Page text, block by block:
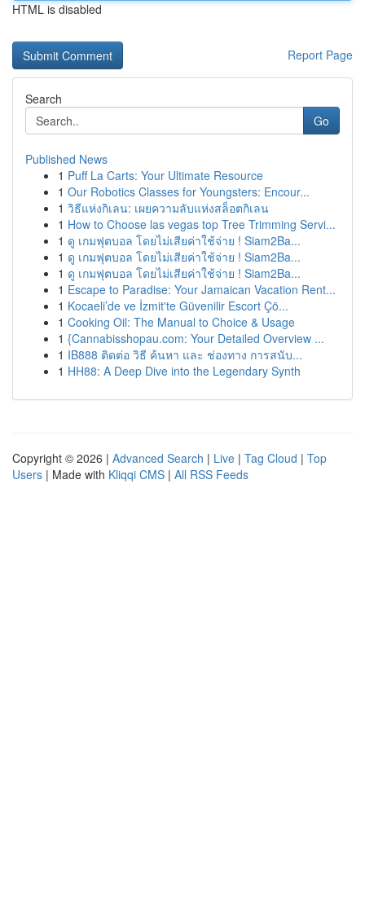
HTML is disabled
Report Page
Search
Go
Published News
1 Puff La Carts: Your Ultimate Resource
1 Our Robotics Classes for Youngsters: Encour...
1 วิธีแห่งกิเลน: เผยความลับแห่งสล็อตกิเลน
1 How to Choose las vegas top Tree Trimming Servi...
1 ดู เกมฟุตบอล โดยไม่เสียค่าใช้จ่าย ! Siam2Ba...
1 ดู เกมฟุตบอล โดยไม่เสียค่าใช้จ่าย ! Siam2Ba...
1 ดู เกมฟุตบอล โดยไม่เสียค่าใช้จ่าย ! Siam2Ba...
1 Escape to Paradise: Your Jamaican Vacation Rent...
1 Kocaeli’de ve İzmit'te Güvenilir Escort Çö...
1 Cooking Oil: The Manual to Choice & Usage
1 {Cannabisshopau.com: Your Detailed Overview ...
1 IB888 ติดต่อ วิธี ค้นหา และ ช่องทาง การสนับ...
1 HH88: A Deep Dive into the Legendary Synth
Copyright © 2026 | Advanced Search | Live | Tag Cloud | Top
Users | Made with Kliqqi CMS | All RSS Feeds